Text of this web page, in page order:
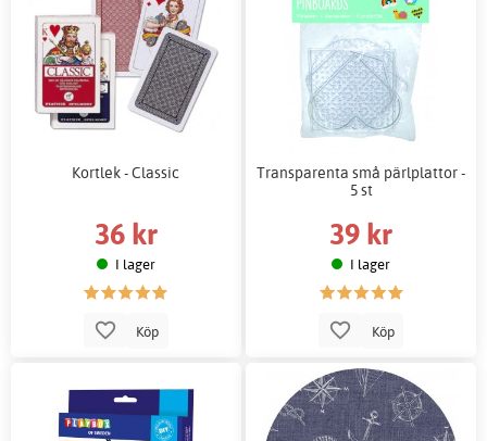
Kortlek - Classic
36 kr
I lager
Köp
Transparenta små pärlplattor -
5 st
39 kr
I lager
Köp